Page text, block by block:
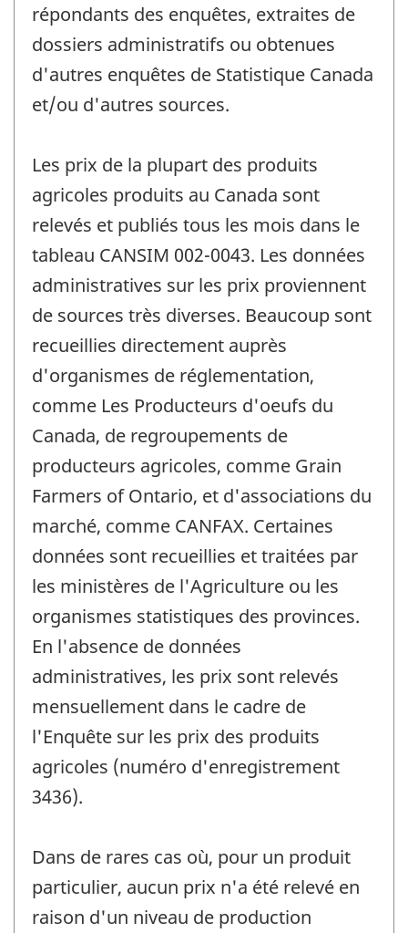
répondants des enquêtes, extraites de
dossiers administratifs ou obtenues
d'autres enquêtes de Statistique Canada
et/ou d'autres sources.
Les prix de la plupart des produits
agricoles produits au Canada sont
relevés et publiés tous les mois dans le
tableau CANSIM 002-0043. Les données
administratives sur les prix proviennent
de sources très diverses. Beaucoup sont
recueillies directement auprès
d'organismes de réglementation,
comme Les Producteurs d'oeufs du
Canada, de regroupements de
producteurs agricoles, comme Grain
Farmers of Ontario, et d'associations du
marché, comme CANFAX. Certaines
données sont recueillies et traitées par
les ministères de l'Agriculture ou les
organismes statistiques des provinces.
En l'absence de données
administratives, les prix sont relevés
mensuellement dans le cadre de
l'Enquête sur les prix des produits
agricoles (numéro d'enregistrement
3436).
Dans de rares cas où, pour un produit
particulier, aucun prix n'a été relevé en
raison d'un niveau de production